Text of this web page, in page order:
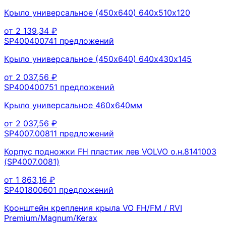
Крыло универсальное (450х640) 640х510х120
от 2 139,34 ₽
SP400400741 предложений
Крыло универсальное (450х640) 640х430х145
от 2 037,56 ₽
SP400400751 предложений
Крыло универсальное 460х640мм
от 2 037,56 ₽
SP4007.00811 предложений
Корпус подножки FH пластик лев VOLVO о.н.8141003
(SP4007.0081)
от 1 863,16 ₽
SP401800601 предложений
Кронштейн крепления крыла VO FH/FM / RVI
Premium/Magnum/Kerax